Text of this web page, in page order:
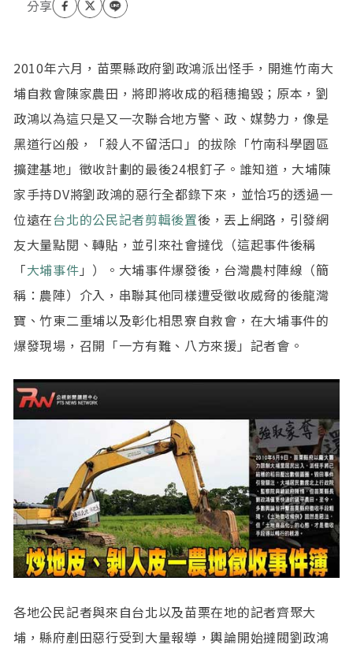
2010年六月，苗栗縣政府劉政鴻派出怪手，開進竹南大
埔自救會陳家農田，將即將收成的稻穗搗毀；原本，劉
政鴻以為這只是又一次聯合地方警、政、媒勢力，像是
黑道行凶般，「殺人不留活口」的拔除「竹南科學園區
擴建基地」徵收計劃的最後24根釘子。誰知道，大埔陳
家手持DV將劉政鴻的惡行全都錄下來，並恰巧的透過一
位遠在台北的公民記者剪輯後置後，丟上網路，引發網
友大量點閱、轉貼，並引來社會撻伐（這起事件後稱
「大埔事件 」）。大埔事件爆發後，台灣農村陣線（簡
稱：農陣）介入，串聯其他同樣遭受徵收威脅的後龍灣
寶、竹東二重埔以及彰化相思寮自救會，在大埔事件的
爆發現場，召開「一方有難、八方來援」記者會。
各地公民記者與來自台北以及苗栗在地的記者齊聚大
埔，縣府剷田惡行受到大量報導，輿論開始撻閥劉政鴻